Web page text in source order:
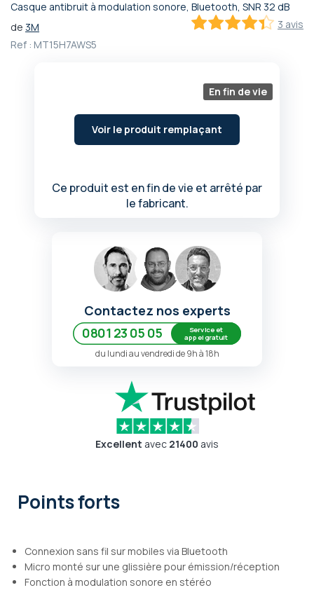
Casque antibruit à modulation sonore, Bluetooth, SNR 32 dB
3 avis
de 3M
Ref : MT15H7AWS5
En fin de vie
Voir le produit remplaçant
Ce produit est en fin de vie et arrêté par
le fabricant.
Passer
au
début
Contactez nos experts
0801 23 05 05
Service et
appel gratuit
du lundi au vendredi de 9h à 18h
Excellent avec 21400 avis
Points forts
Connexion sans fil sur mobiles via Bluetooth
Micro monté sur une glissière pour émission/réception
Fonction à modulation sonore en stéréo